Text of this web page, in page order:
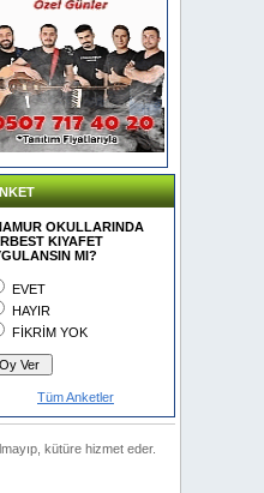
OKULLARINDA
KIYAFET
MI?
EVET
HAYIR
FİKRİM YOK
Tüm Anketler
kütüre hizmet eder.